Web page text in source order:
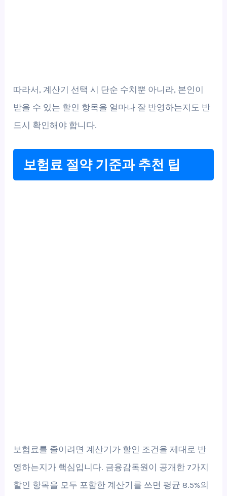
따라서, 계산기 선택 시 단순 수치뿐 아니라, 본인이
받을 수 있는 할인 항목을 얼마나 잘 반영하는지도 반
드시 확인해야 합니다.
보험료 절약 기준과 추천 팁
보험료를 줄이려면 계산기가 할인 조건을 제대로 반
영하는지가 핵심입니다. 금융감독원이 공개한 7가지
할인 항목을 모두 포함한 계산기를 쓰면 평균 8.5%의